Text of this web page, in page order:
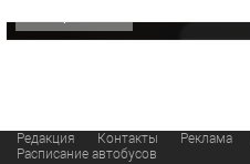
Редакция Контакты Реклама
Расписание автобусов